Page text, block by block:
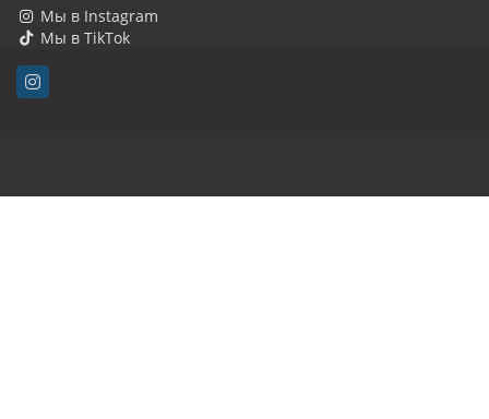
Мы в Instagram
Мы в TikTok